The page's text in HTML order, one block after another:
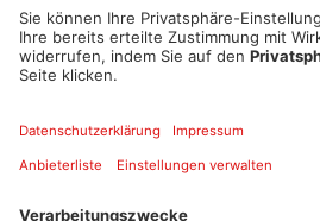
Artikel teilen